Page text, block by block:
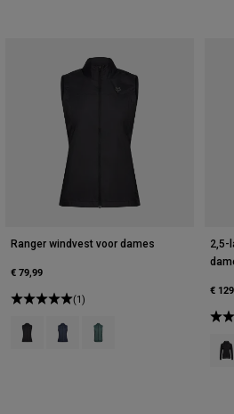
Ranger windvest voor dames
€ 79,99
(1)
Product swatch type of Zwart.
Product swatch type of
Product swatch type of
2,5-
€